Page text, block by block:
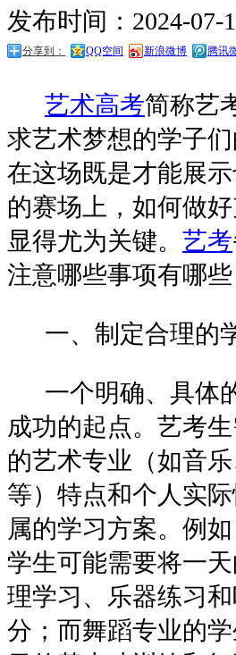
发布时间：2024-07-
分享到： QQ空间 新浪微博 腾讯
艺术高考简称艺
求艺术梦想的学子们
在这场既是才能展
的赛场上，如何做
显得尤为关键。 艺考
注意哪些事项有哪些
一、制定合理的
一个明确、具体
成功的起点。艺考
的艺术专业（如音
等）特点和个人实
属的学习方案。例
学生可能需要将一
理学习、乐器练习
分；而舞蹈专业的